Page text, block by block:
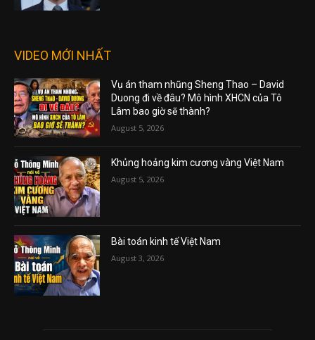
VIDEO MỚI NHẤT
Vụ án tham nhũng Sheng Thao – David
Duong đi về đâu? Mô hình XHCN của Tô
Lâm bao giờ sẽ thành?
August 5, 2026
Khủng hoảng kim cương vàng Việt Nam
August 5, 2026
Bài toán kinh tế Việt Nam
August 3, 2026